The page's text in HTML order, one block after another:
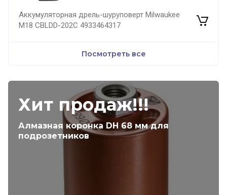
Аккумуляторная дрель-шуруповерт Milwaukee
M18 CBLDD-202C 4933464317
Посмотреть все
Хит продаж!!!
Алмазная коронка DH 68 мм для
подрозетников